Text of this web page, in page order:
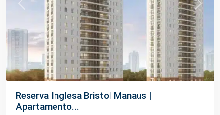
Previous Next
Reserva Inglesa Bristol Manaus |
Apartamento...